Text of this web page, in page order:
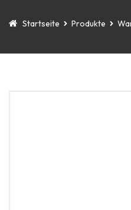
Startseite Produkte